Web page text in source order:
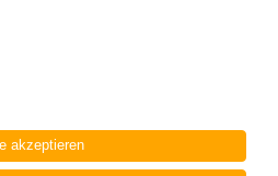
akzeptieren